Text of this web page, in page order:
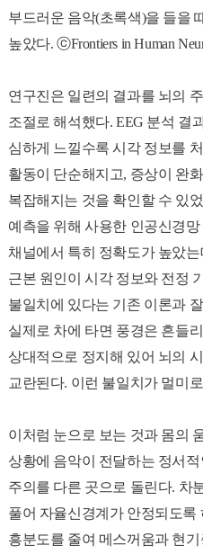
부드러운 음악(초록색)을 들을
높았다. ⓒFrontiers in Human
연구진은 일련의 결과를 뇌의
조절로 해석했다. EEG 분석 결
심하게 느낄수록 시각 정보를
활동이 단순해지고, 증상이 완
복잡해지는 것을 확인할 수 있
예측을 위해 사용한 인공신경
채널에서 특히 정확도가 높았는
근본 원인이 시각 정보와 전정
불일치에 있다는 기존 이론과
실제로 차에 타면 풍경은 흔들
상대적으로 정지해 있어 뇌의
교란된다. 이런 불일치가 멀미
이처럼 눈으로 보는 것과 몸의
상황에 음악이 전달하는 정서적
주의를 다른 곳으로 돌린다. 차
풀어 자율신경계가 안정되도록
흥분도를 줄여 메스꺼움과 현